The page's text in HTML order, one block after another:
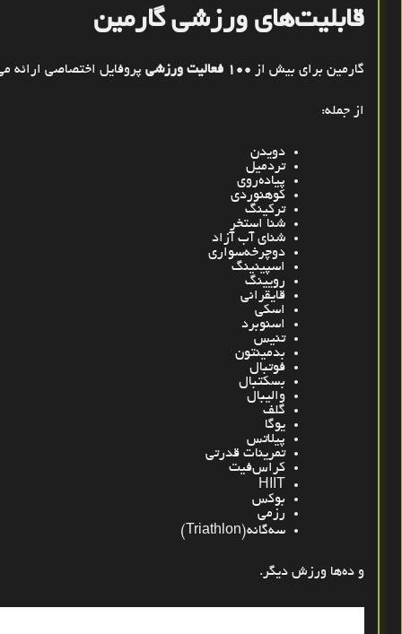
قابلیت‌های ورزشی گارمین
گارمین برای بیش از ۱۰۰ فعالیت ورزشی پروفایل اختصاصی ارائه
از جمله:
دویدن
تردمیل
پیاده‌روی
کوهنوردی
ترکینگ
شنا استخر
شنای آب آزاد
دوچرخه‌سواری
اسپینینگ
رویینگ
قایقرانی
اسکی
اسنوبرد
تنیس
بدمینتون
فوتبال
بسکتبال
والیبال
گلف
یوگا
پیلاتس
تمرینات قدرتی
کراس‌فیت
HIIT
بوکس
رزمی
سه‌گانه(Triathlon)
و ده‌ها ورزش دیگر .